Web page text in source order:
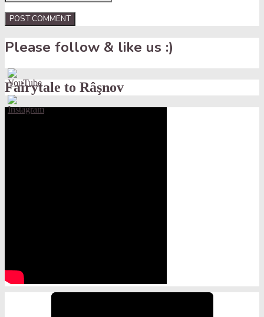
Please follow & like us :)
Set
Fairytale to Râşnov